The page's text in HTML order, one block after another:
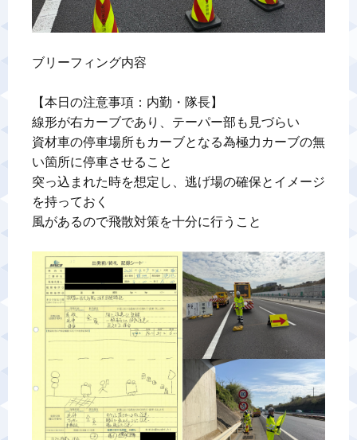
ブリーフィング内容
【本日の注意事項：内勤・隊長】
線形が右カーブであり、テーパー部も見づらい
資材車の停車場所もカーブとなる為極力カーブの無
い箇所に停車させること
突っ込まれた時を想定し、逃げ場の確保とイメージ
を持っておく
風があるので飛散対策を十分に行うこと